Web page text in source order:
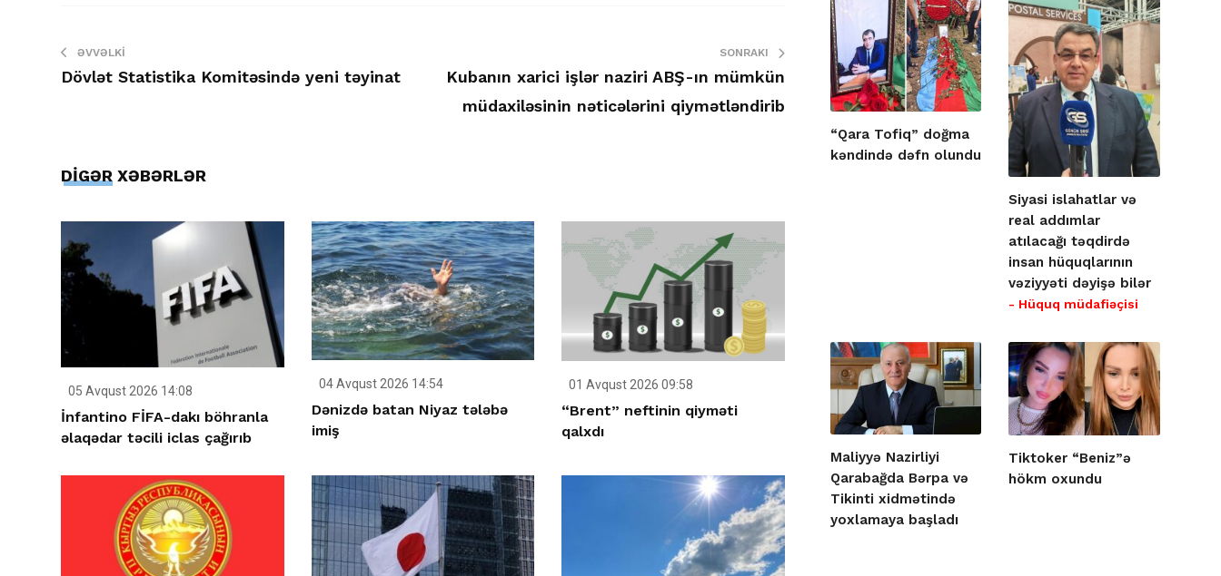
ƏVVƏLKI
Dövlət Statistika Komitəsində yeni təyinat
SONRAKI
Kubanın xarici işlər naziri ABŞ-ın mümkün
müdaxiləsinin nəticələrini qiymətləndirib
DİGƏR XƏBƏRLƏR
05 Avqust 2026 14:08
İnfantino FİFA-dakı böhranla
əlaqədar təcili iclas çağırıb
04 Avqust 2026 14:54
Dənizdə batan Niyaz tələbə
imiş
01 Avqust 2026 09:58
“Brent” neftinin qiyməti
qalxdı
“Qara Tofiq” doğma
kəndində dəfn olundu
Siyasi islahatlar və
real addımlar
atılacağı təqdirdə
insan hüquqlarının
vəziyyəti dəyişə bilər
- Hüquq müdafiəçisi
Maliyyə Nazirliyi
Qarabağda Bərpa və
Tikinti xidmətində
yoxlamaya başladı
Tiktoker “Beniz”ə
hökm oxundu